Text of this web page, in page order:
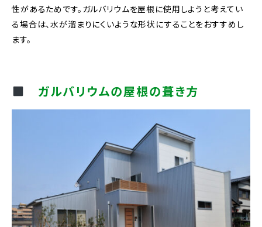
性があるためです。ガルバリウムを屋根に使用しようと考えてい
る場合は、水が溜まりにくいような形状にすることをおすすめし
ます。
ガルバリウムの屋根の葺き方